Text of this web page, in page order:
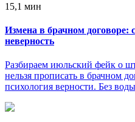
15,1 мин
Измена в брачном договоре:
неверность
Разбираем июльский фейк о
нельзя прописать в брачном
психология верности. Без